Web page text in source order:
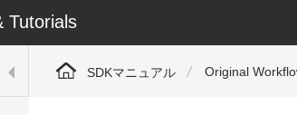
Tutorials
SDKマニュアル Original